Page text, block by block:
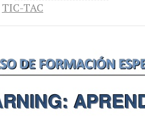
TIC-TAC